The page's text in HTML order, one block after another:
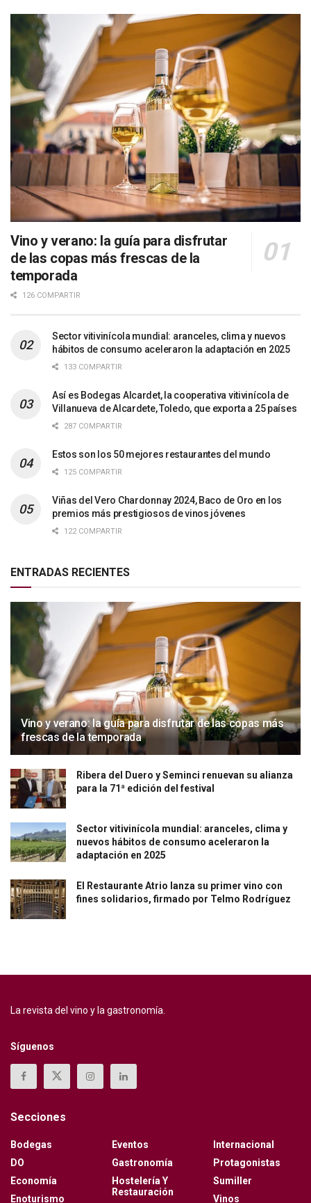
Vino y verano: la guía para disfrutar
de las copas más frescas de la
temporada
126 COMPARTIR
Sector vitivinícola mundial: aranceles, clima y nuevos
hábitos de consumo aceleraron la adaptación en 2025
133 COMPARTIR
Así es Bodegas Alcardet, la cooperativa vitivinícola de
Villanueva de Alcardete, Toledo, que exporta a 25 países
287 COMPARTIR
Estos son los 50 mejores restaurantes del mundo
125 COMPARTIR
Viñas del Vero Chardonnay 2024, Baco de Oro en los
premios más prestigiosos de vinos jóvenes
122 COMPARTIR
ENTRADAS RECIENTES
Vino y verano: la guía para disfrutar de las copas más
frescas de la temporada
Ribera del Duero y Seminci renuevan su alianza
para la 71ª edición del festival
Sector vitivinícola mundial: aranceles, clima y
nuevos hábitos de consumo aceleraron la
adaptación en 2025
El Restaurante Atrio lanza su primer vino con
fines solidarios, firmado por Telmo Rodríguez
La revista del vino y la gastronomía.
Síguenos
Secciones
Bodegas
DO
Economía
Enoturismo
Eventos
Gastronomía
Hostelería Y
Restauración
Internacional
Protagonistas
Sumiller
Vinos